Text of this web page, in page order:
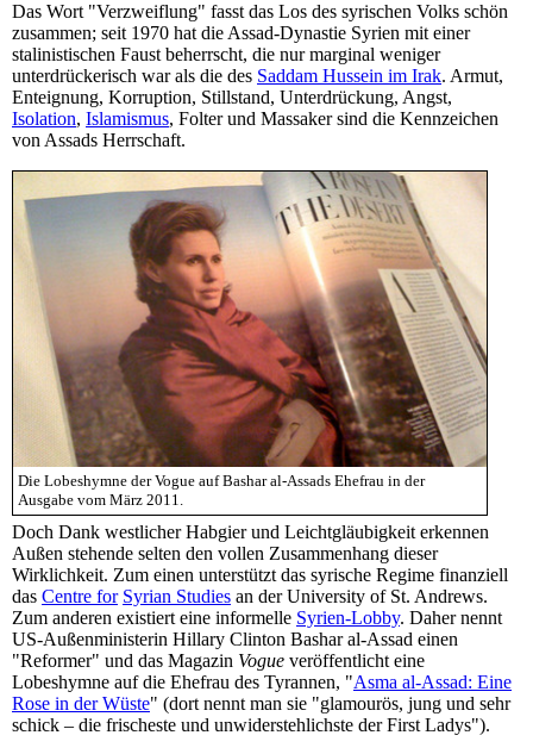
Das Wort "Verzweiflung" fasst das Los des syrischen Volks schön
zusammen; seit 1970 hat die Assad-Dynastie Syrien mit einer
stalinistischen Faust beherrscht, die nur marginal weniger
unterdrückerisch war als die des Saddam Hussein im Irak. Armut,
Enteignung, Korruption, Stillstand, Unterdrückung, Angst,
Isolation, Islamismus, Folter und Massaker sind die Kennzeichen
von Assads Herrschaft.
Die Lobeshymne der Vogue auf Bashar al-Assads Ehefrau in der
Ausgabe vom März 2011.
Doch Dank westlicher Habgier und Leichtgläubigkeit erkennen
Außen stehende selten den vollen Zusammenhang dieser
Wirklichkeit. Zum einen unterstützt das syrische Regime finanziell
das Centre for Syrian Studies an der University of St. Andrews.
Zum anderen existiert eine informelle Syrien-Lobby. Daher nennt
US-Außenministerin Hillary Clinton Bashar al-Assad einen
"Reformer" und das Magazin Vogue veröffentlicht eine
Lobeshymne auf die Ehefrau des Tyrannen, "Asma al-Assad: Eine
Rose in der Wüste" (dort nennt man sie "glamourös, jung und sehr
schick – die frischeste und unwiderstehlichste der First Ladys").